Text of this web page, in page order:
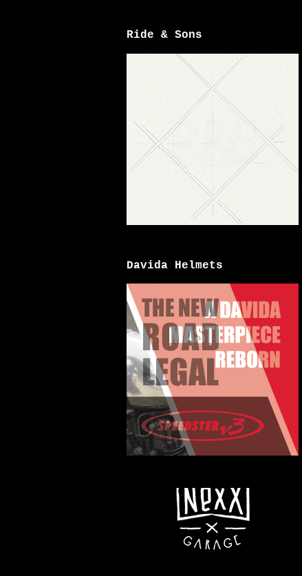
Ride & Sons
Davida Helmets